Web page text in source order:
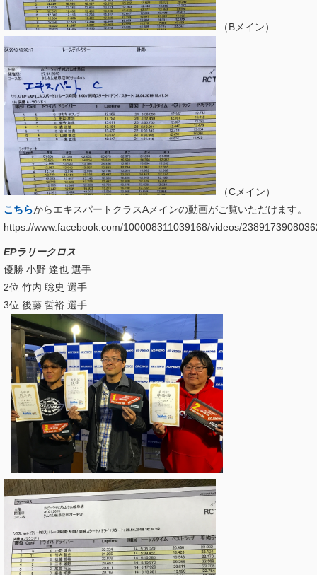
（Bメイン）
（Cメイン）
こちらからエキスパートクラスAメインの動画がご覧いただけます。
https://www.facebook.com/100008311039168/videos/
EPラリークロス
優勝 小野 達也 選手
2位 竹内 聡史 選手
3位 後藤 哲裕 選手